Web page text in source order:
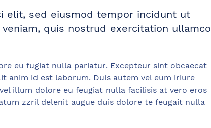
elit, sed eiusmod tempor incidunt ut
quis nostrud exercitation ullamco
eu fugiat nulla pariatur. Excepteur sint obcaecat
id est laborum. Duis autem vel eum iriure
illum dolore eu feugiat nulla facilisis at vero eros
zzril delenit augue duis dolore te feugait nulla